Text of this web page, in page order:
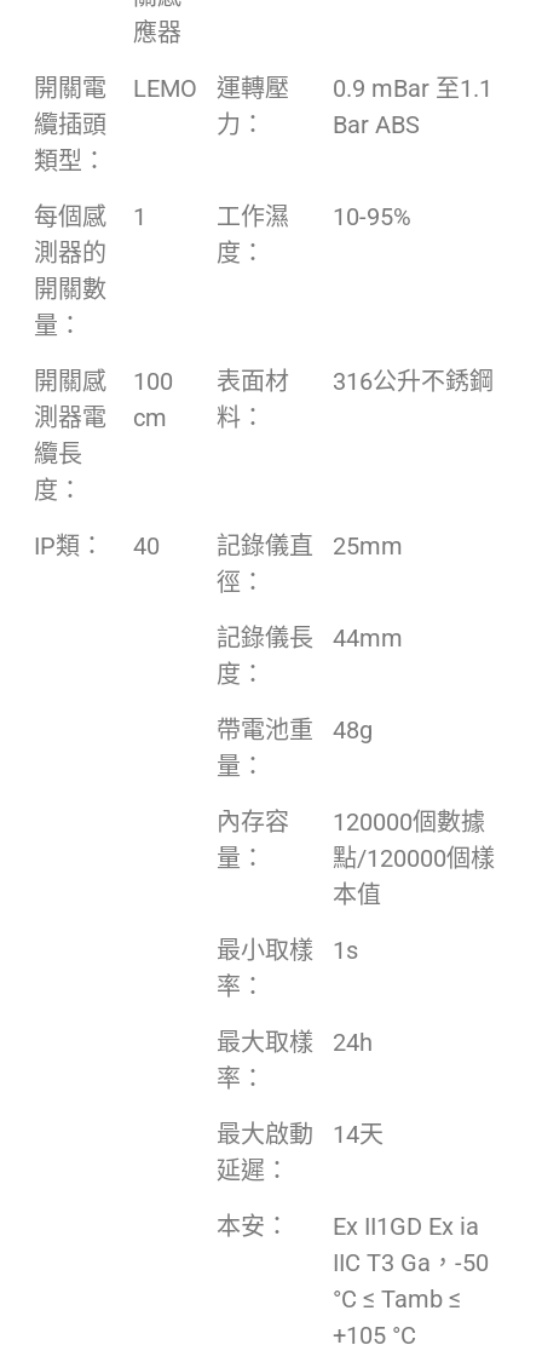
應器
開關電
纜插頭
類型：
LEMO
運轉壓
力：
0.9 mBar 至1.1
Bar ABS
每個感
測器的
開關數
量：
1
工作濕
度：
10-95%
開關感
測器電
纜長
度：
100
cm
表面材
料：
316公升不銹鋼
IP類： 40
記錄儀直
徑：
25mm
記錄儀長
度：
44mm
帶電池重
量：
48g
內存容
量：
120000個數據
點/120000個樣
本值
最小取樣
率：
1s
最大取樣
率：
24h
最大啟動
延遲：
14天
本安：
Ex II1GD Ex ia
IIC T3 Ga，-50
°C ≤ Tamb ≤
+105 °C